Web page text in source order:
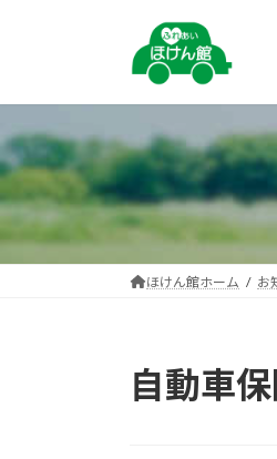
へ
ス
キ
ッ
ョ
ン
に
移
ほけん館ホーム お
自動車